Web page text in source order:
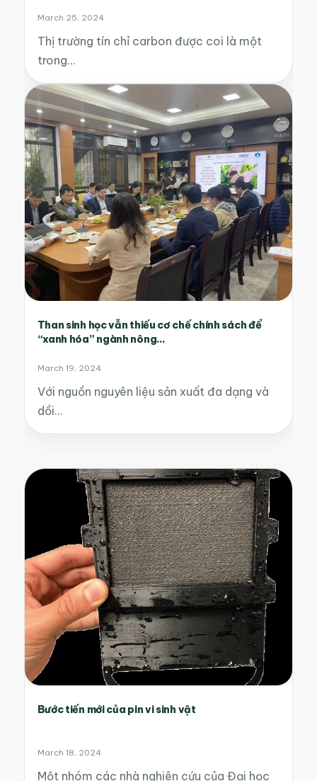
March 25, 2024
Thị trường tín chỉ carbon được coi là một
trong…
Than sinh học vẫn thiếu cơ chế chính sách để
“xanh hóa” ngành nông...
March 19, 2024
Với nguồn nguyên liệu sản xuất đa dạng và
dồi…
Bước tiến mới của pin vi sinh vật
March 18, 2024
Một nhóm các nhà nghiên cứu của Đại học